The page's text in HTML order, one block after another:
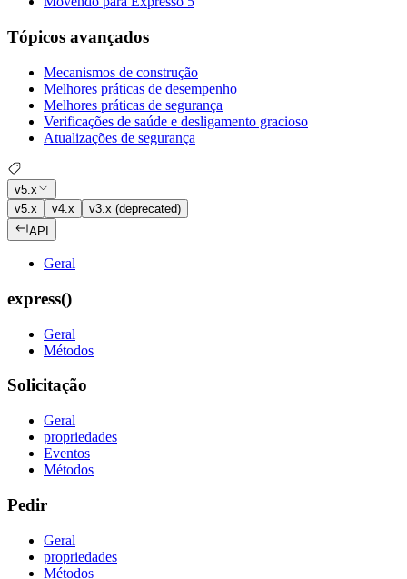
Tópicos avançados
Mecanismos de construção
Melhores práticas de desempenho
Melhores práticas de segurança
Verificações de saúde e desligamento gracioso
Atualizações de segurança
v5.x
v5.x
v4.x
v3.x (deprecated)
API
Geral
express()
Geral
Métodos
Solicitação
Geral
propriedades
Eventos
Métodos
Pedir
Geral
propriedades
Métodos